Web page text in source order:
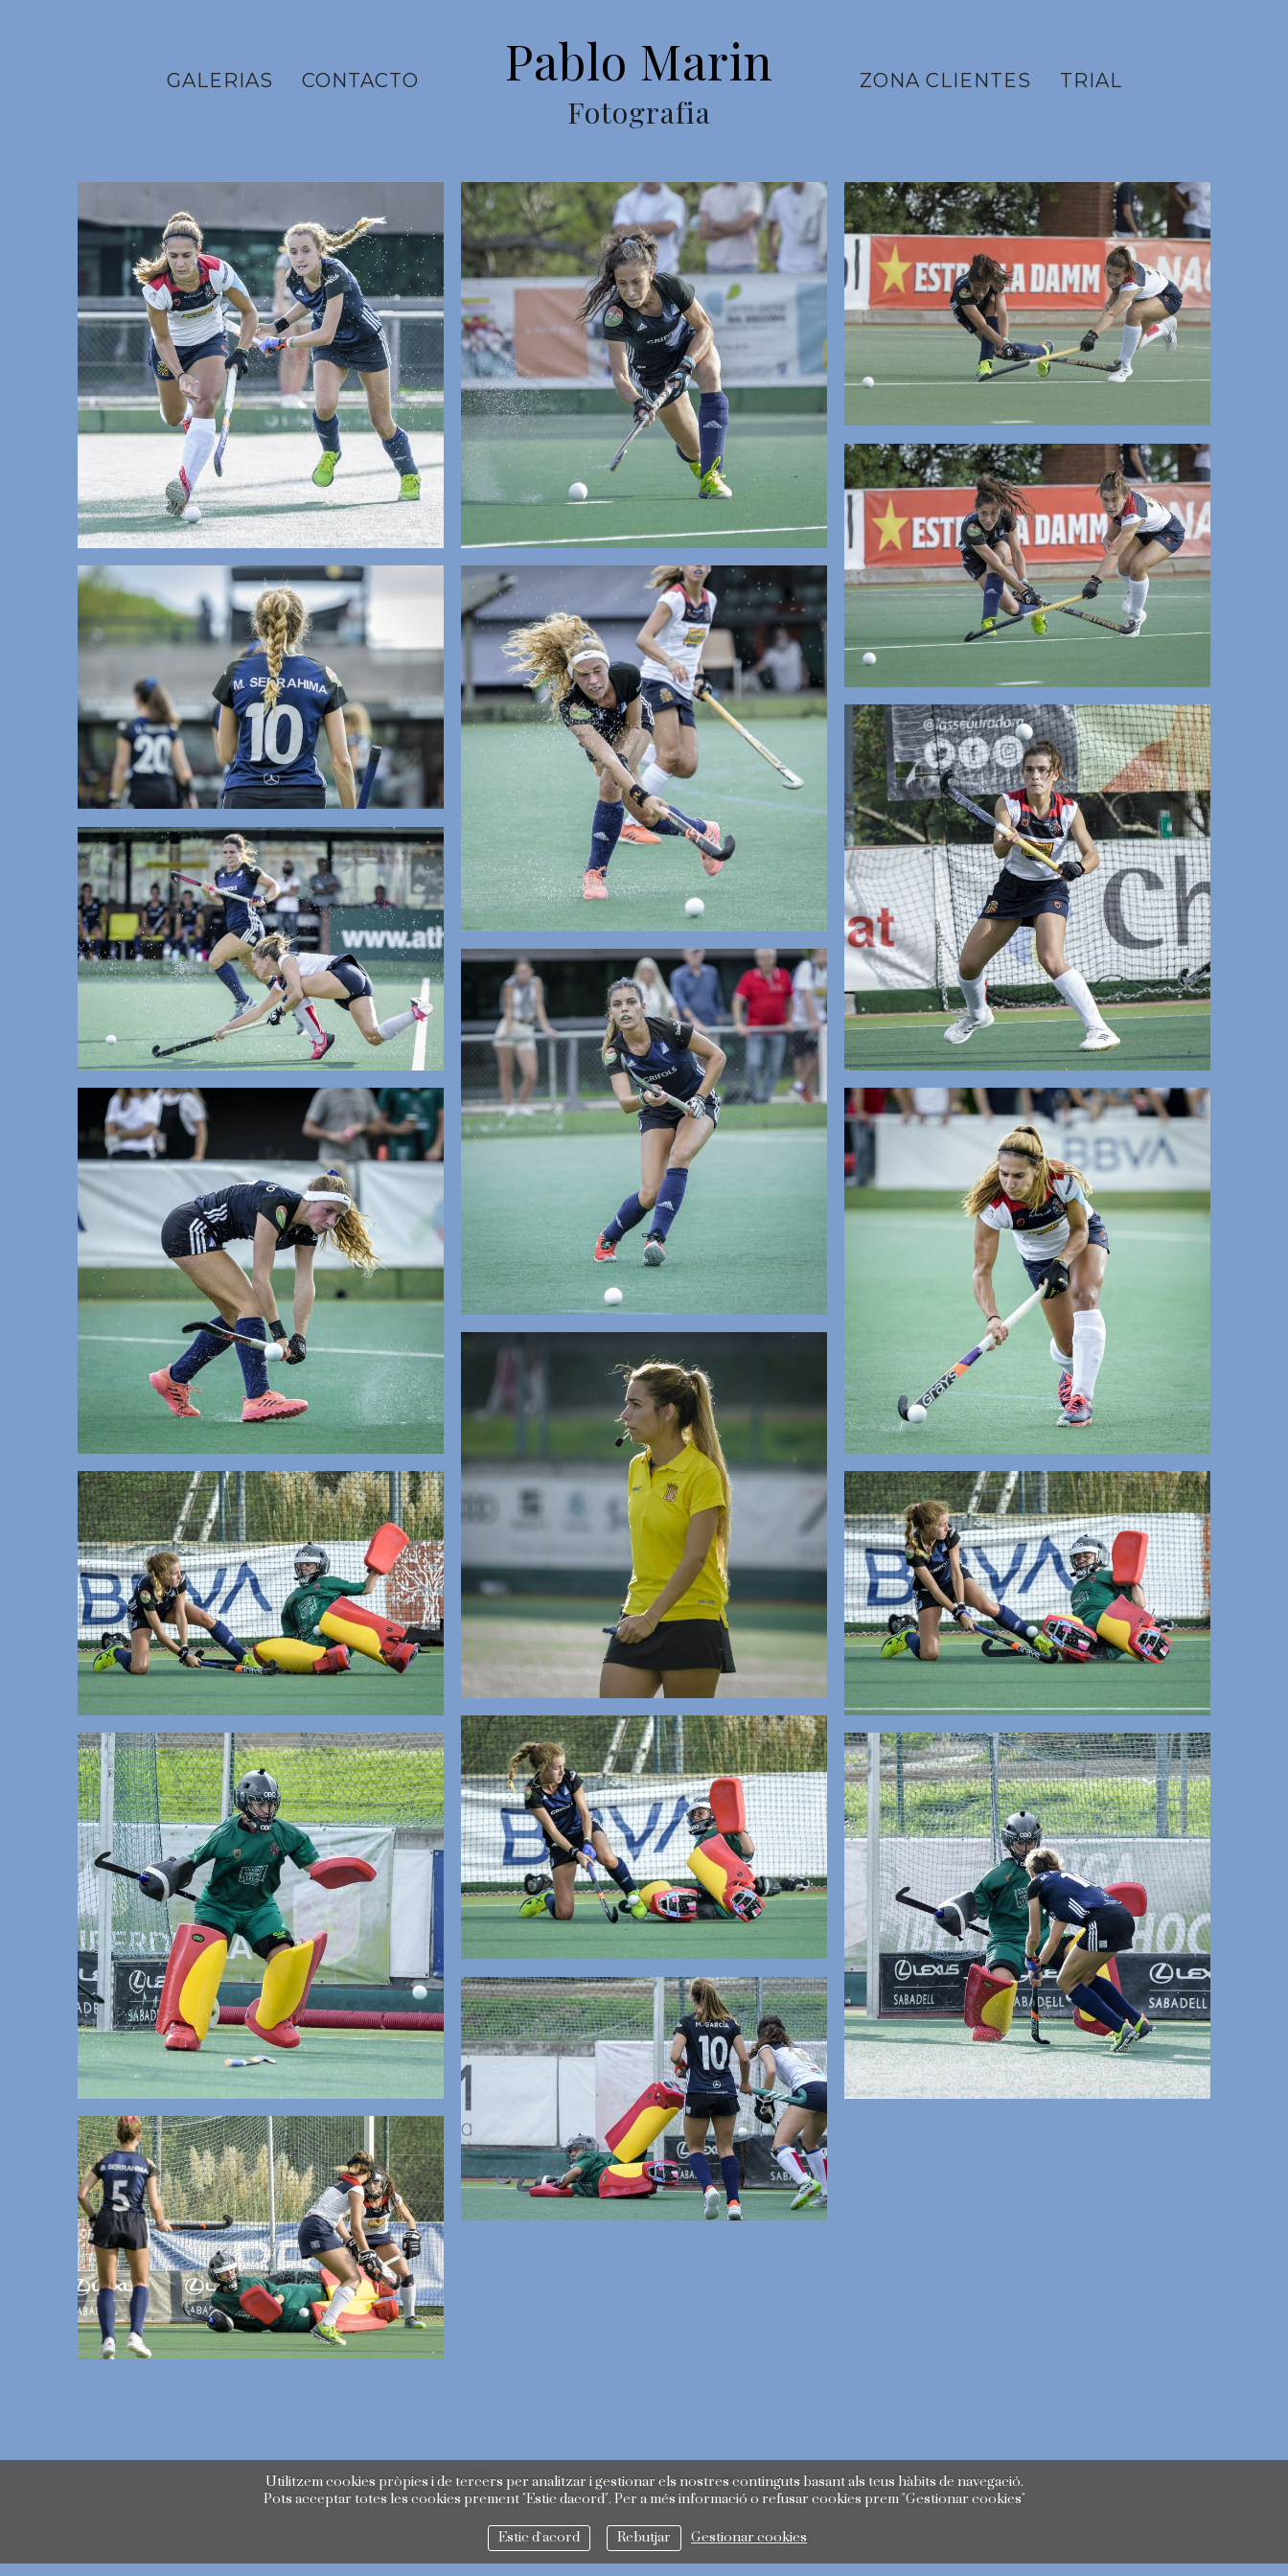
GALERIAS CONTACTO Pablo Marin
Fotografia
ZONA CLIENTES TRIAL
política de privacitat política de cookies
Utilitzem cookies pròpies i de tercers per analitzar i gestionar els nostres continguts basant als teus hàbits de navegació.
Pots acceptar totes les cookies prement "Estic dacord". Per a més informació o refusar cookies prem "Gestionar cookies"
Estic d`acord Rebutjar Gestionar cookies